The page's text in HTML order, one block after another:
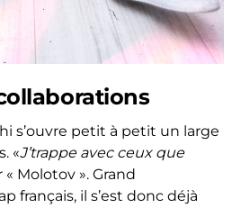
s’ouvre petit à petit un large
«J’trappe avec ceux que
Molotov ». Grand
français, il s’est donc déjà